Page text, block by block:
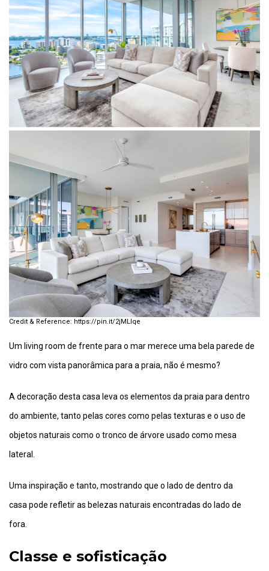
https://pin.it/2jMLIqe
Um living room de frente para o mar merece uma bela parede de
vidro com vista panorâmica para a praia, não é mesmo?
A decoração desta casa leva os elementos da praia para dentro
do ambiente, tanto pelas cores como pelas texturas e o uso de
objetos naturais como o tronco de árvore usado como mesa
lateral.
Uma inspiração e tanto, mostrando que o lado de dentro da
casa pode refletir as belezas naturais encontradas do lado de
fora.
Classe e sofisticação